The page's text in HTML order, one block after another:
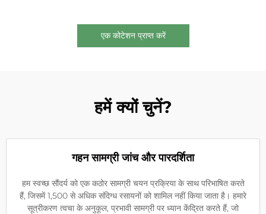
एक कोटेशन प्राप्त करें
हमें क्यों चुनें?
गहन सामग्री जांच और पारदर्शिता
हम स्वच्छ सौंदर्य को एक कठोर सामग्री चयन प्रक्रिया के साथ परिभाषित करते
हैं, जिसमें 1,500 से अधिक संदिग्ध रसायनों को शामिल नहीं किया जाता है। हमारे
सूत्रीकरण त्वचा के अनुकूल, प्रभावी सामग्री पर ध्यान केंद्रित करते हैं, जो